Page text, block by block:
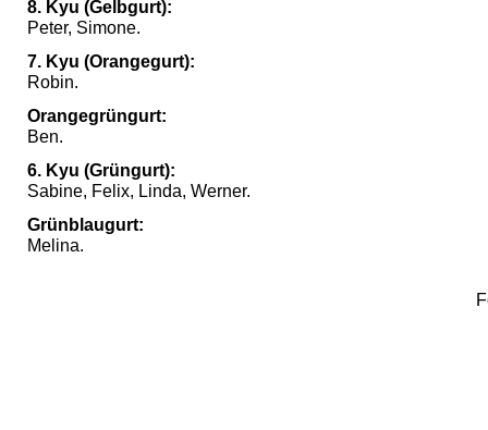
8. Kyu (Gelbgurt):
Peter, Simone.
7. Kyu (Orangegurt):
Robin.
Orangegrüngurt:
Ben.
6. Kyu (Grüngurt):
Sabine, Felix, Linda, Werner.
Grünblaugurt:
Melina.